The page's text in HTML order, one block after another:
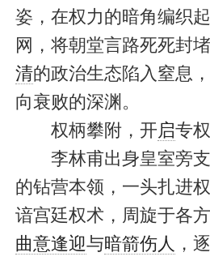
姿，在权力的暗角编织
网，将朝堂言路死死封
清的政治生态陷入窒息
向衰败的深渊。
权柄攀附，开启专
李林甫出身皇室旁支
的钻营本领，一头扎进
谙宫廷权术，周旋于各
曲意逢迎与暗箭伤人 ，